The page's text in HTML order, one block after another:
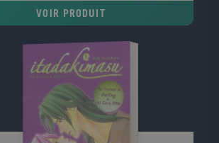
Luuna a déjà donné naissance à un
ou figurines minutieusement inventoriées
cet album. Mais cet artbook présente également
pas inédits du personnage, deux histoires
par Crisse et Nob spécialement pour cet
ainsi qu'une somptueuse galerie
par quelques-uns des auteurs mondiaux
talentueux.
VOIR PRODUIT